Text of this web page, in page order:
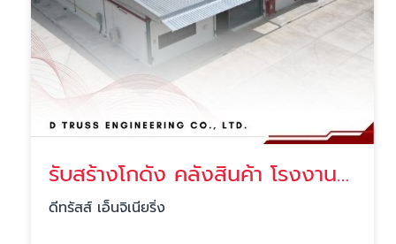
รับสร้างโกดัง คลังสินค้า โรงงาน สมุทรปราการ
ดีทรัสส์ เอ็นจิเนียริ่ง